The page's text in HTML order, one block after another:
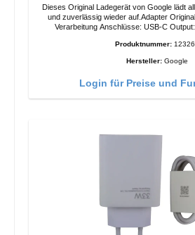
Dieses Original Ladegerät von Google lädt
und zuverlässig wieder auf.Adapter Original Google
Produktnummer:
Hersteller: Google
Login für Preise und